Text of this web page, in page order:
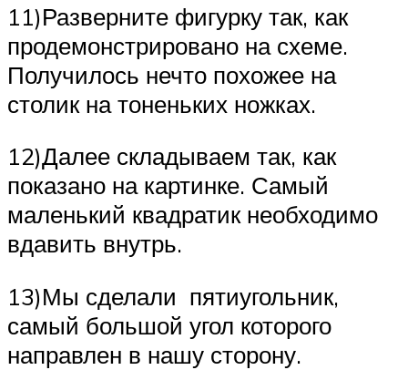
11)Разверните фигурку так, как
продемонстрировано на схеме.
Получилось нечто похожее на
столик на тоненьких ножках.
12)Далее складываем так, как
показано на картинке. Самый
маленький квадратик необходимо
вдавить внутрь.
13)Мы сделали пятиугольник,
самый большой угол которого
направлен в нашу сторону.